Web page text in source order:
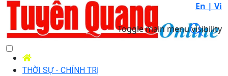
En | Vi
Toggle main menu visibility
THỜI SỰ - CHÍNH TRỊ